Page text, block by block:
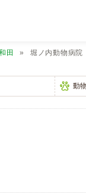
田 堀ノ内動物病院